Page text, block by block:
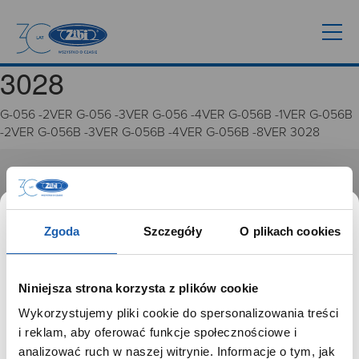
Zgoda Szczegóły O plikach cookies
Niniejsza strona korzysta z plików cookie
Wykorzystujemy pliki cookie do spersonalizowania treści
i reklam, aby oferować funkcje społecznościowe i
analizować ruch w naszej witrynie. Informacje o tym, jak
3028
G-056 -2VER G-056 -3VER G-056 -4VER G-056B -1VER G-056B
-2VER G-056B -3VER G-056B -4VER G-056B -8VER 3028
GRUPA ZIBI
Misja, wizja i wartości Grupy Zibi
Ważne daty
Zgoda na ciasteczka
PRODUKTYSZANOWNY UŻYTKOWNIKU,
SZANOWNA UŻYTKOWNICZKO